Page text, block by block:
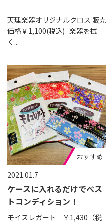
天理楽器オリジナルクロス 販売
価格￥1,100(税込) 楽器を拭
く...
2021.01.7
ケースに入れるだけでベス
トコンディション！
モイスレガート ￥1,430（税
おすすめ